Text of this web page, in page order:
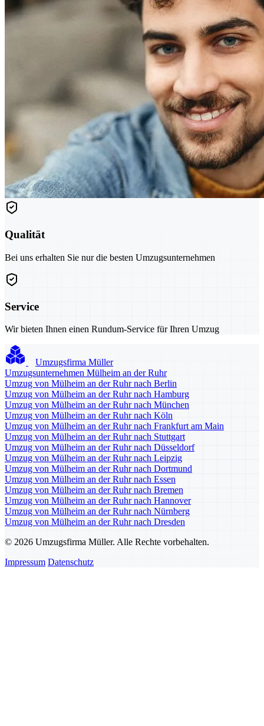
Qualität
Bei uns erhalten Sie nur die besten Umzugsunternehmen
Service
Wir bieten Ihnen einen Rundum-Service für Ihren Umzug
Umzugsfirma Müller
Umzugsunternehmen Mülheim an der Ruhr
Umzug von Mülheim an der Ruhr nach Berlin
Umzug von Mülheim an der Ruhr nach Hamburg
Umzug von Mülheim an der Ruhr nach München
Umzug von Mülheim an der Ruhr nach Köln
Umzug von Mülheim an der Ruhr nach Frankfurt am Main
Umzug von Mülheim an der Ruhr nach Stuttgart
Umzug von Mülheim an der Ruhr nach Düsseldorf
Umzug von Mülheim an der Ruhr nach Leipzig
Umzug von Mülheim an der Ruhr nach Dortmund
Umzug von Mülheim an der Ruhr nach Essen
Umzug von Mülheim an der Ruhr nach Bremen
Umzug von Mülheim an der Ruhr nach Hannover
Umzug von Mülheim an der Ruhr nach Nürnberg
Umzug von Mülheim an der Ruhr nach Dresden
© 2026 Umzugsfirma Müller. Alle Rechte vorbehalten.
Impressum Datenschutz